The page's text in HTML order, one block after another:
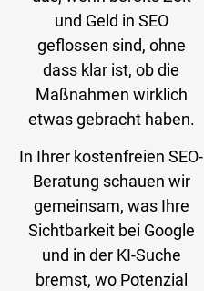
und Geld in SEO
geflossen sind, ohne
dass klar ist, ob die
Maßnahmen wirklich
etwas gebracht haben.
In Ihrer kostenfreien SEO-
Beratung schauen wir
gemeinsam, was Ihre
Sichtbarkeit bei Google
und in der KI-Suche
bremst, wo Potenzial